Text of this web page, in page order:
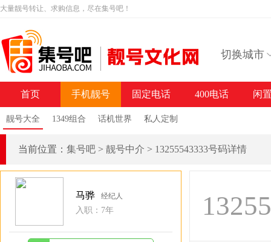
大量靓号转让、求购信息，尽在集号吧！
切换城市
首页 手机靓号
靓号大全 1349组合 话机世界 私人定制
固定电话 400电话 闲
当前位置： 集号吧 > 靓号中介 > 13255543333号码详情
马骅 经纪人
入职：7年